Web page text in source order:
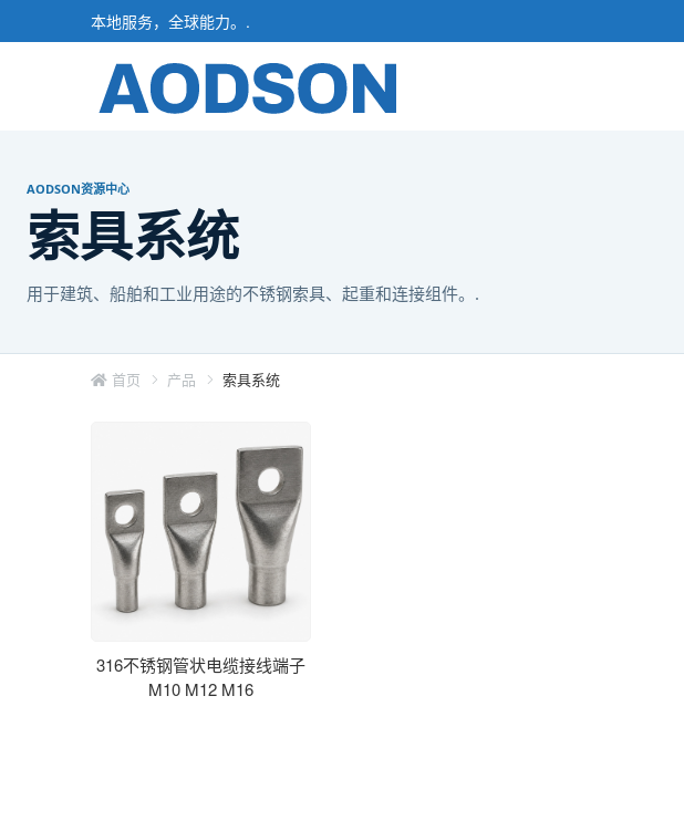
本地服务，全球能力。.
AODSON资源中心
索具系统
用于建筑、船舶和工业用途的不锈钢索具、起重和连接组件。.
首页 产品 索具系统
316不锈钢管状电缆接线端子
M10 M12 M16